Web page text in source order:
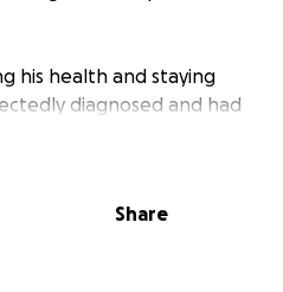
his health and staying
diagnosed and had
the cancer. The
Share